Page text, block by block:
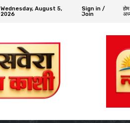
Wednesday, August 5,
2026
Sign in /
Join
होम